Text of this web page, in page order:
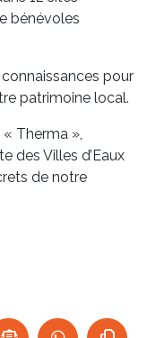
bénévoles
pour
patrimoine local.
Therma »,
des Villes d’Eaux
de notre